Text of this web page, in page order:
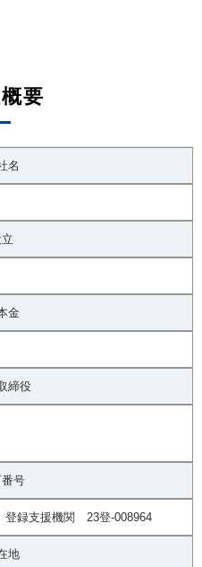
要
名
金
締役
号
録支援機関 23登-008964
地